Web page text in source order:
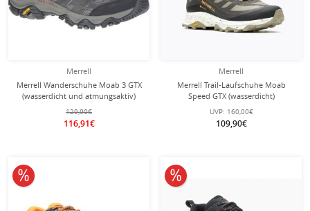
Merrell
Merrell Wanderschuhe Moab 3 GTX
(wasserdicht und atmungsaktiv)
dunkelgrau Herren
129,90€
116,91€
Merrell
Merrell Trail-Laufschuhe Moab
Speed GTX (wasserdicht)
beige/schwarz Herren
UVP: 160,00€
109,90€
10% reduziert 10% reduziert